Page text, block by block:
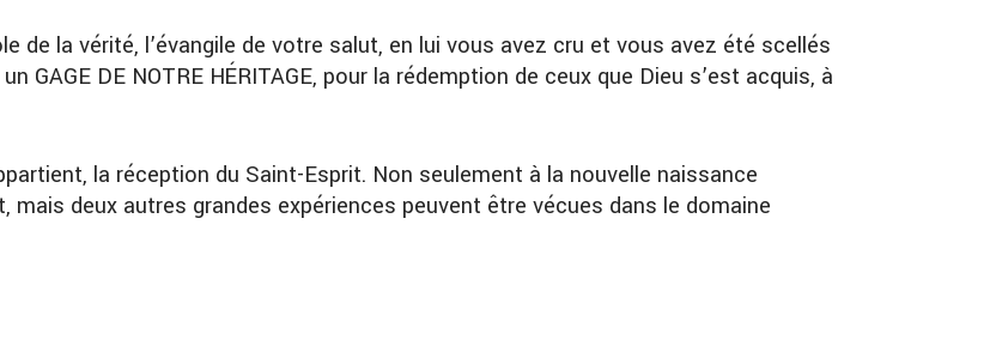
de la vérité, l’évangile de votre salut, en lui vous avez cru et vous avez été scellés
GAGE DE NOTRE HÉRITAGE, pour la rédemption de ceux que Dieu s’est acquis, à
la réception du Saint-Esprit. Non seulement à la nouvelle naissance
mais deux autres grandes expériences peuvent être vécues dans le domaine